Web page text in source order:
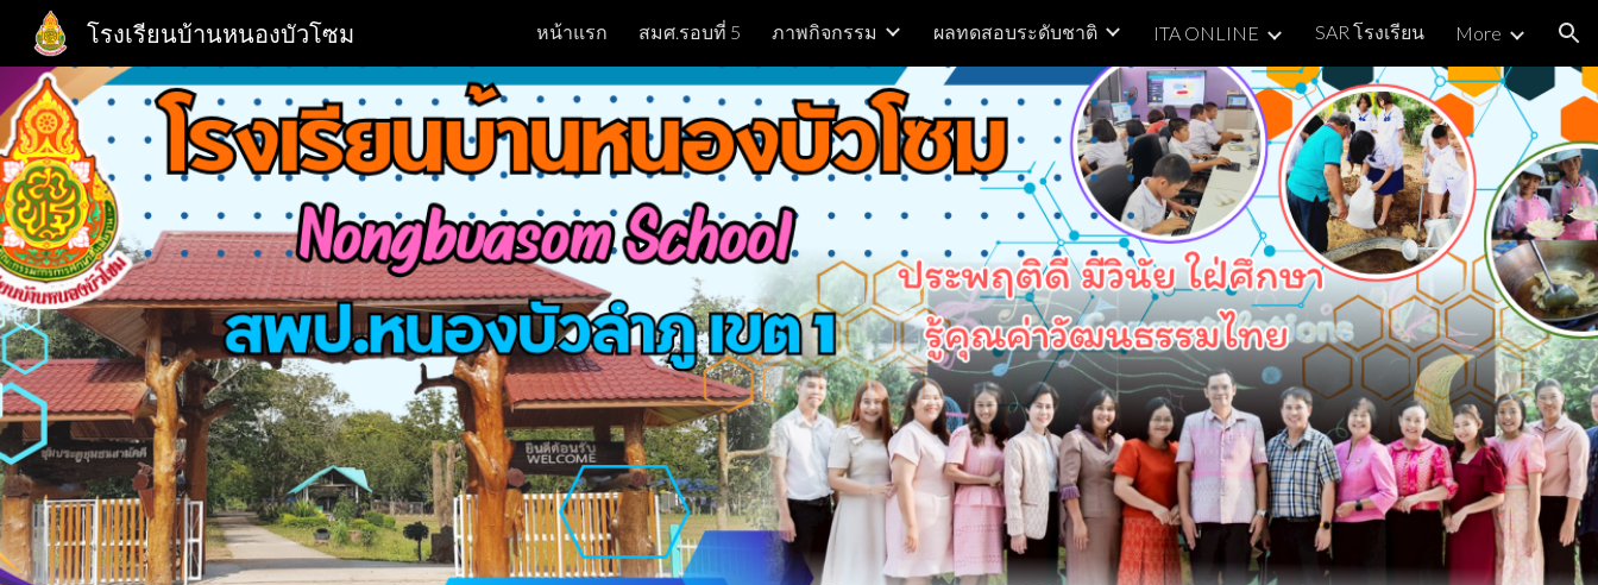
Skip to main content Skip to navigation
โรงเรียนบ้านหนองบัวโซม หน้าแรก สมศ.รอบที่ 5 ภาพกิจกรรม ผลทดสอบระดับชาติ ITA ONLINE SAR โรงเรียน More